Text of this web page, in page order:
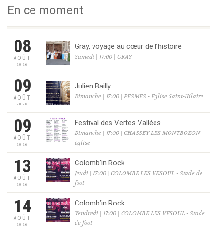
En ce moment
08
AOÛT
2026
Gray, voyage au cœur de l’histoire
Samedi | 17:00 | GRAY
09
AOÛT
2026
Julien Bailly
Dimanche | 17:00 | PESMES - Eglise Saint-Hilaire
09
AOÛT
2026
Festival des Vertes Vallées
Dimanche | 17:00 | CHASSEY LES MONTBOZON -
église
13
AOÛT
2026
Colomb’in Rock
Jeudi | 17:00 | COLOMBE LES VESOUL - Stade de
foot
14
AOÛT
2026
Colomb’in Rock
Vendredi | 17:00 | COLOMBE LES VESOUL - Stade
de foot